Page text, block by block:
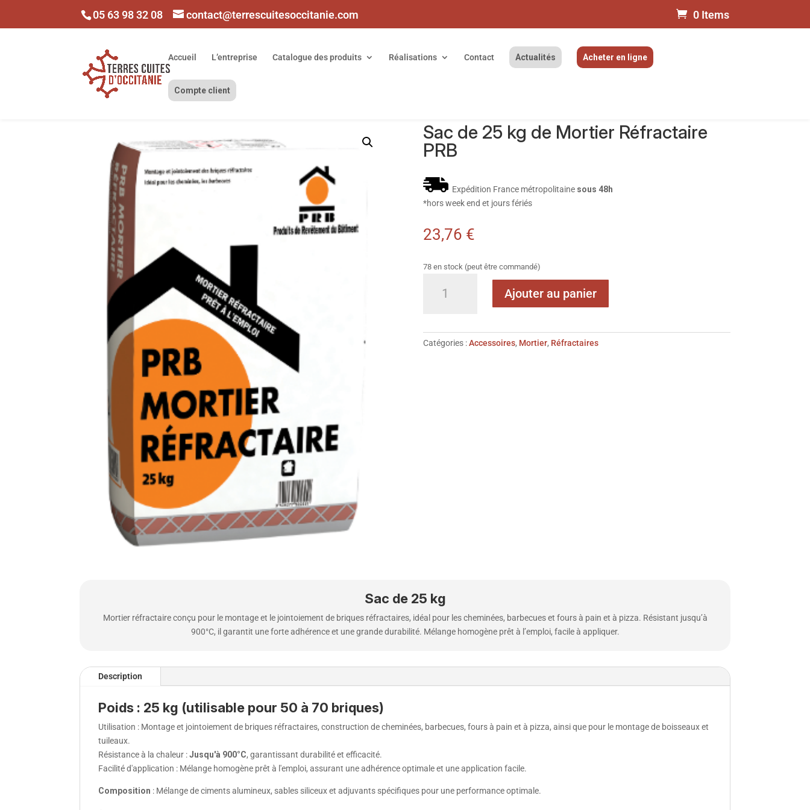
05 63 98 32 08 contact@terrescuitesoccitanie.com 0 Items
Accueil L’entreprise Catalogue des produits Réalisations Contact Actualités Acheter en ligne
Compte client
Sac de 25 kg de Mortier Réfractaire
PRB
Expédition France métropolitaine sous 48h
*hors week end et jours fériés
23,76 €
78 en stock (peut être commandé)
Ajouter au panier
Catégories :Accessoires, Mortier, Réfractaires
Sac de 25 kg
Mortier réfractaire conçu pour le montage et le jointoiement de briques réfractaires, idéal pour les cheminées, barbecues et fours à pain et à pizza. Résistant jusqu’à
900°C, il garantit une forte adhérence et une grande durabilité. Mélange homogène prêt à l’emploi, facile à appliquer.
Description
Poids : 25 kg (utilisable pour 50 à 70 briques)
Utilisation : Montage et jointoiement de briques réfractaires, construction de cheminées, barbecues, fours à pain et à pizza, ainsi que pour le montage de boisseaux et
tuileaux.
Résistance à la chaleur :Jusqu'à 900°C, garantissant durabilité et efficacité.
Facilité d'application : Mélange homogène prêt à l'emploi, assurant une adhérence optimale et une application facile.
Composition : Mélange de ciments alumineux, sables siliceux et adjuvants spécifiques pour une performance optimale.